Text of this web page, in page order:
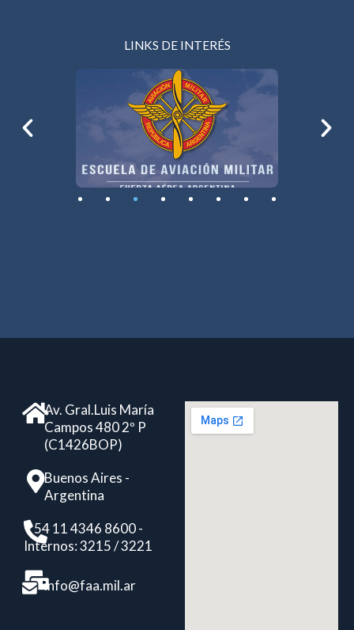
LINKS DE INTERÉS
Av. Gral.Luis María
Campos 480 2º P
(C1426BOP)
Buenos Aires -
Argentina
+ 54 11 4346 8600 -
Internos: 3215 / 3221
info@faa.mil.ar